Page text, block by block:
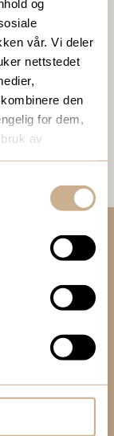
og
vår. Vi deler
nettstedet
den
for dem,
av
hospital